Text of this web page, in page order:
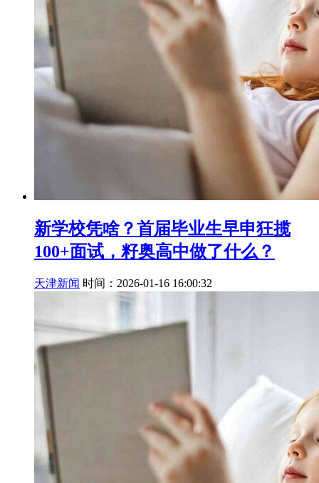
新学校凭啥？首届毕业生早申狂揽
100+面试，籽奥高中做了什么？
天津新闻 时间：2026-01-16 16:00:32